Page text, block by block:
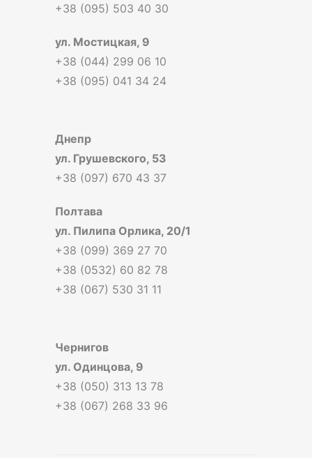
+38 (095) 503 40 30
ул. Мостицкая, 9
+38 (044) 299 06 10
+38 (095) 041 34 24
Днепр
ул. Грушевского, 53
+38 (097) 670 43 37
Полтава
ул. Пилипа Орлика, 20/1
+38 (099) 369 27 70
+38 (0532) 60 82 78
+38 (067) 530 31 11
Чернигов
ул. Одинцова, 9
+38 (050) 313 13 78
+38 (067) 268 33 96